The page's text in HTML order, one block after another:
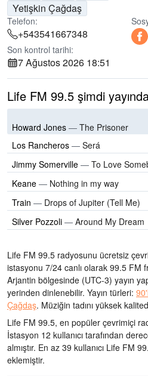
Yetişkin Çağdaş
Telefon:
+543541667348
Son kontrol tarihi:
7 Ağustos 2026 18:51
Life FM 99.5 şimdi
Howard Jones — The Prisoner
Los Rancheros — Será
Jimmy Somerville — To Love
Keane — Nothing in my way
Train — Drops of Jupiter (Tell Me)
Silver Pozzoli — Around My Dream
Life FM 99.5 radyosunu ücretsiz
istasyonu 7/24 canlı olarak 99.5 FM
Arjantin bölgesinde (UTC-3) yayın
yerinden dinlenebilir. Yayın türleri:
Çağdaş. Müziğin tadını yüksek
Life FM 99.5, en popüler çevrimiçi
İstasyon 12 kullanıcı tarafından
almıştır. En az 39 kullanıcı Life FM
eklemiştir.